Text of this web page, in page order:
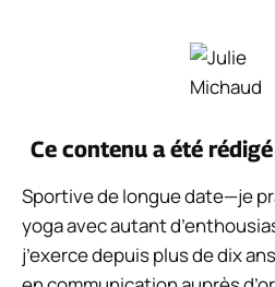
Ce contenu a été
Sportive de longue date—je
yoga avec autant
j’exerce depuis plus de dix